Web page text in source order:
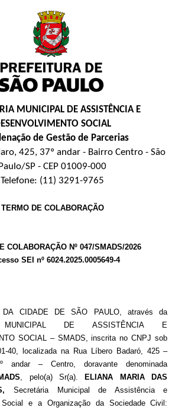
MUNICIPAL DE ASSISTÊNCIA E
SOCIAL
de Gestão de Parcerias
425, 37º andar - Bairro Centro - São
Paulo/SP - CEP 01009-000
Telefone: (11) 3291-9765
TERMO DE COLABORAÇÃO
COLABORAÇÃO Nº 047/SMADS/2026
SEI nº6024.2025.0005649-4
DA CIDADE DE SÃO PAULO, através da
MUNICIPAL DE ASSISTÊNCIA E
SOCIAL – SMADS, inscrita no CNPJ sob
40, localizada na Rua Líbero Badaró, 425 –
andar – Centro, doravante denominada
, pelo(a) Sr(a).
ELIANA MARIA DAS
Secretária Municipal de Assistência e
Social e a Organização da Sociedade Civil: